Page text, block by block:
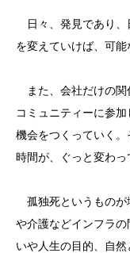
日々、発見であり、
を変えていけば、可能
また、会社だけの関
コミュニティーに参
機会をつくっていく
時間が、ぐっと変わっ
孤独死というものが
や介護などインフラ
いや人生の目的、自